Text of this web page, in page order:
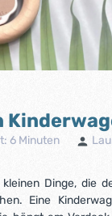
6 Minuten
Dinge, die
Eine